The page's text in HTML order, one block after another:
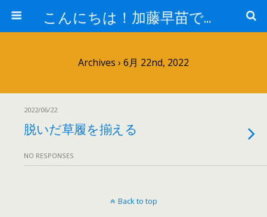
こんにちは！加藤早苗です。
Archives › 6月 22nd, 2022
2022/06/22
脱いだ草履を揃える
NO RESPONSES
Back to top